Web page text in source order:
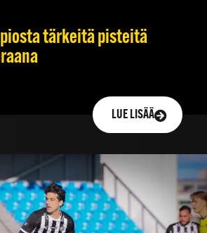
tärkeitä pisteitä
LUE LISÄÄ